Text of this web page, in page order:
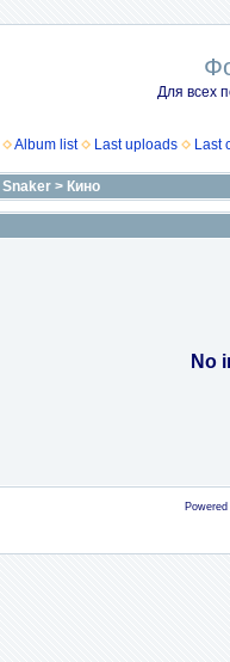
Для всех
Album list Last uploads Last
Snaker > Кино
No